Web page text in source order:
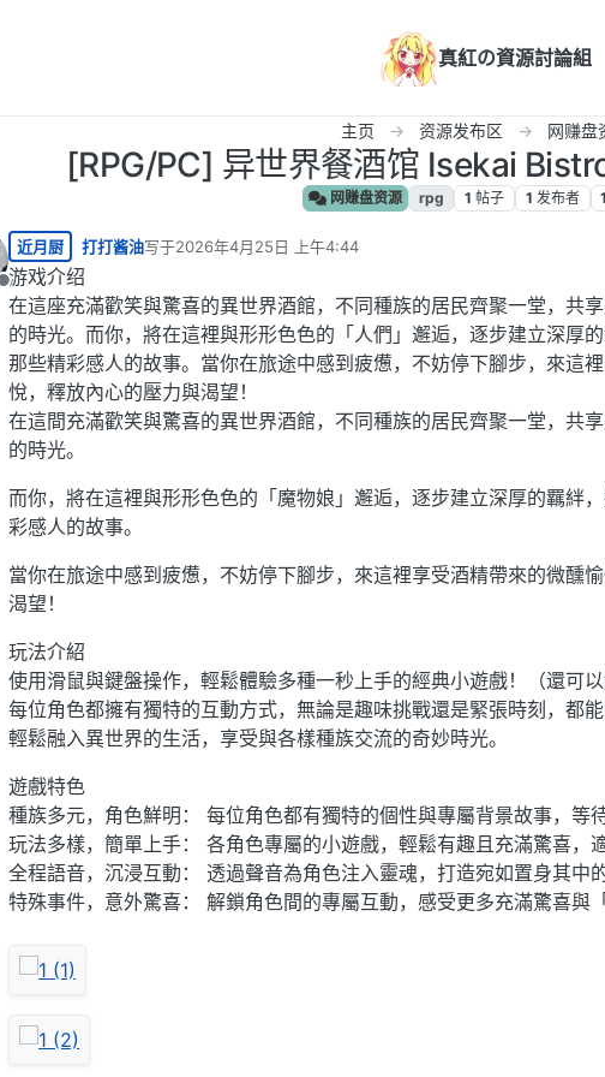
真紅の資源討論組
主页 资源发布区 网赚盘
[RPG/PC] 异世界餐酒馆 Isekai
网赚盘资源 rpg 1 帖子 1 发布者
离线
近月厨 打打酱油写于2026年4月25日 上午4:44
最后由 编辑
游戏介绍
在這座充滿歡笑與驚喜的異世界酒館，不同種族的居民齊聚一堂，共
的時光。而你，將在這裡與形形色色的「人們」邂逅，逐步建立深厚
那些精彩感人的故事。當你在旅途中感到疲憊，不妨停下腳步，來這
悅，釋放內心的壓力與渴望！
在這間充滿歡笑與驚喜的異世界酒館，不同種族的居民齊聚一堂，共
的時光。
而你，將在這裡與形形色色的「魔物娘」邂逅，逐步建立深厚的羈絆
彩感人的故事。
當你在旅途中感到疲憊，不妨停下腳步，來這裡享受酒精帶來的微醺
渴望！
玩法介紹
使用滑鼠與鍵盤操作，輕鬆體驗多種一秒上手的經典小遊戲！（還可以
每位角色都擁有獨特的互動方式，無論是趣味挑戰還是緊張時刻，都能
輕鬆融入異世界的生活，享受與各樣種族交流的奇妙時光。
遊戲特色
種族多元，角色鮮明： 每位角色都有獨特的個性與專屬背景故事，等
玩法多樣，簡單上手： 各角色專屬的小遊戲，輕鬆有趣且充滿驚喜，
全程語音，沉浸互動： 透過聲音為角色注入靈魂，打造宛如置身其中
特殊事件，意外驚喜： 解鎖角色間的專屬互動，感受更多充滿驚喜與